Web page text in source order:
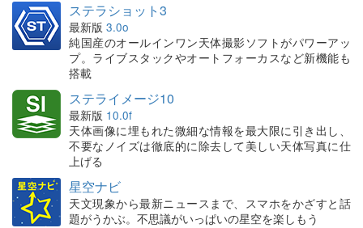
ステラショット3
最新版 3.0o
純国産のオールインワン天体撮影ソフトがパワーアッ
プ。ライブスタックやオートフォーカスなど新機能も
搭載
ステライメージ10
最新版 10.0f
天体画像に埋もれた微細な情報を最大限に引き出し、
不要なノイズは徹底的に除去して美しい天体写真に仕
上げる
星空ナビ
天文現象から最新ニュースまで、スマホをかざすと話
題がうかぶ。不思議がいっぱいの星空を楽しもう